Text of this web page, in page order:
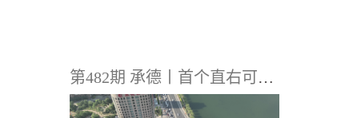
第482期 承德丨首个直右可变车道路口